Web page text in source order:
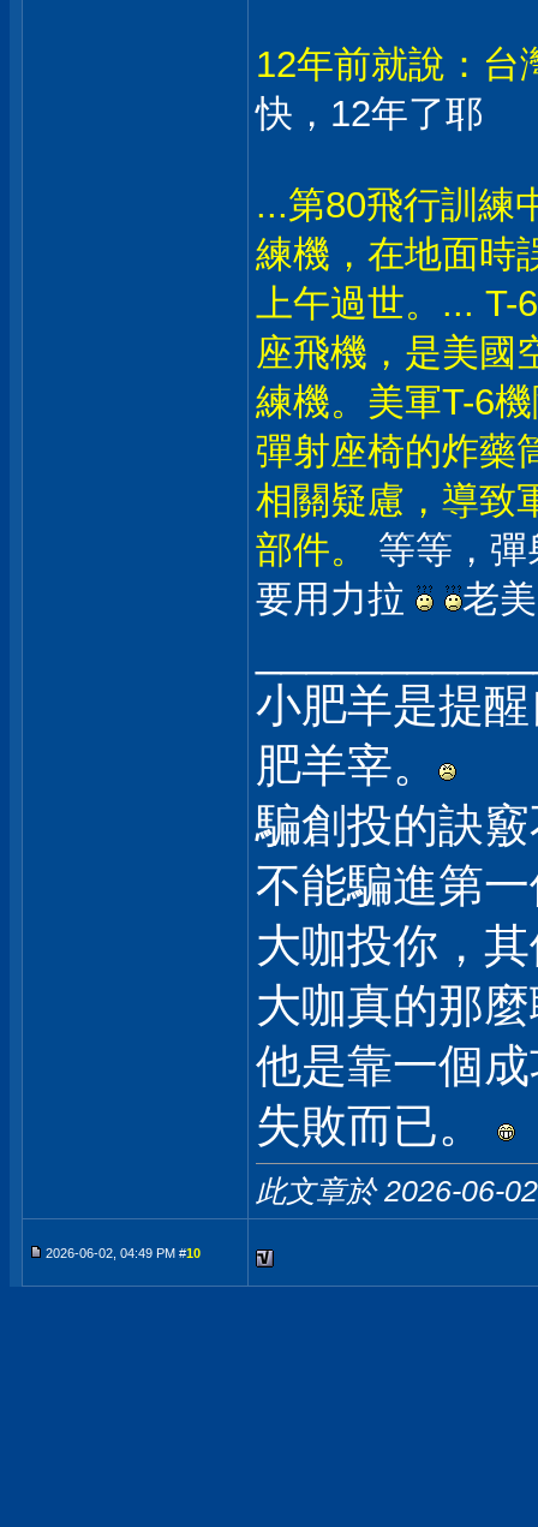
12年前就說：台
快，12年了耶
...第80飛行訓練
練機，在地面時
上午過世。...
座飛機，是美國
練機。美軍T-6
彈射座椅的炸藥
相關疑慮，導致
部件。
等等，
要用力拉
老
小肥羊是提
肥羊宰。
騙創投的訣
不能騙進第
大咖投你，
大咖真的那
他是靠一個
失敗而已。
此文章於 2026-06-
2026-06-02, 04:49 PM #10